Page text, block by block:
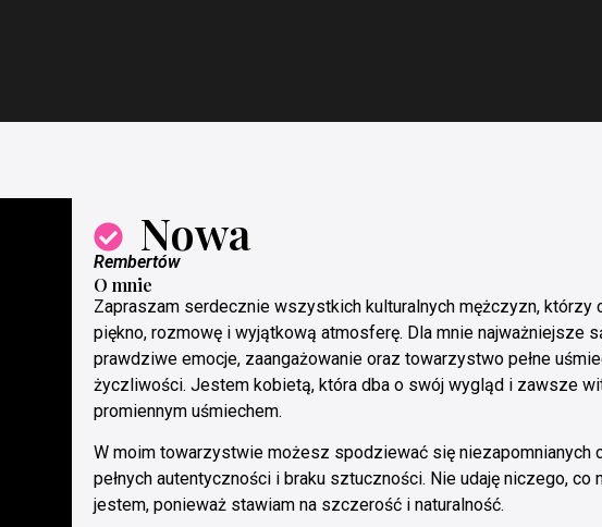
Nowa
Rembertów
O mnie
Zapraszam serdecznie wszystkich kulturalnych mężczyzn, którzy
piękno, rozmowę i wyjątkową atmosferę. Dla mnie najważniejsze
prawdziwe emocje, zaangażowanie oraz towarzystwo pełne
życzliwości. Jestem kobietą, która dba o swój wygląd i zawsze
promiennym uśmiechem.
W moim towarzystwie możesz spodziewać się niezapomnianych
pełnych autentyczności i braku sztuczności. Nie udaję niczego, co
jestem, ponieważ stawiam na szczerość i naturalność.